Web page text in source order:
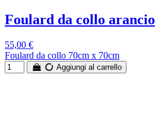
Foulard da collo arancio
55,00 €
Foulard da collo 70cm x 70cm
Aggiungi al carrello